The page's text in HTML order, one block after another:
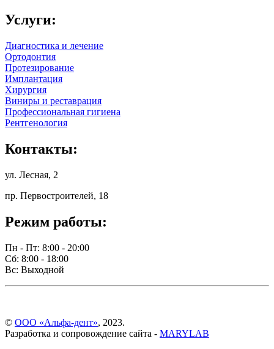
Услуги:
Диагностика и лечение
Ортодонтия
Протезирование
Имплантация
Хирургия
Виниры и реставрация
Профессиональная гигиена
Рентгенология
Контакты:
ул. Лесная, 2
пр. Первостроителей, 18
Режим работы:
Пн - Пт: 8:00 - 20:00
Сб: 8:00 - 18:00
Вс: Выходной
© ООО «Альфа-дент», 2023.
Разработка и сопровождение сайта - MARYLAB